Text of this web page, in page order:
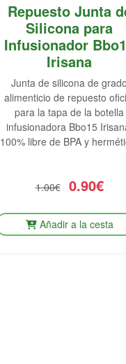
Repuesto Junta
Silicona para
Infusionador
Irisana
Junta de silicona de
alimenticio de repuesto
para la tapa de la botella
infusionadora Bbo15
100% libre de BPA y
1.00€ 0.90€
Añadir a la cesta